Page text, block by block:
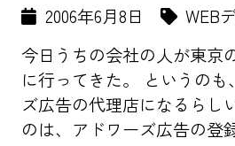
2006年6月8日
WEB
今日うちの会社の人が東京
に行ってきた。 というの
ズ広告の代理店になるらし
のは、アドワーズ広告の登